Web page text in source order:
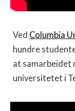
Ved Columbia
hundre
at samarbeidet
universitetet i